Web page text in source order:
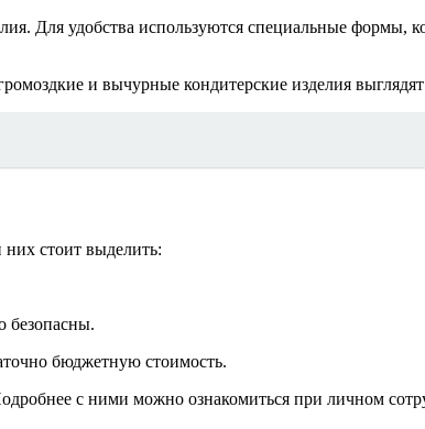
Для удобства используются специальные формы,
и вычурные кондитерские изделия
стоит выделить:
безопасны.
бюджетную стоимость.
с ними можно ознакомиться при личном